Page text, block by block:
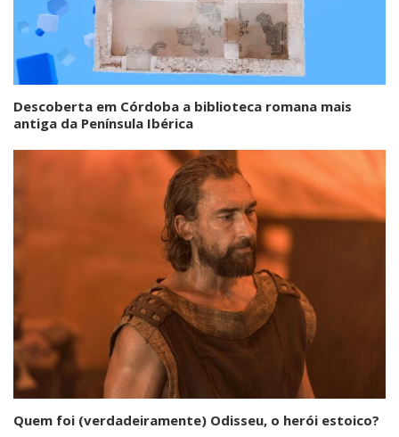
Descoberta em Córdoba a biblioteca romana mais
antiga da Península Ibérica
Quem foi (verdadeiramente) Odisseu, o herói estoico?